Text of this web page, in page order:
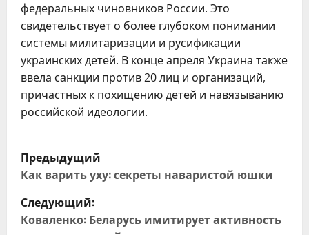
федеральных чиновников России. Это
свидетельствует о более глубоком понимании
системы милитаризации и русификации
украинских детей. В конце апреля Украина также
ввела санкции против 20 лиц и организаций,
причастных к похищению детей и навязыванию
российской идеологии.
Н
а
в
Предыдущий
Как варить уху: секреты наваристой юшки
Следующий:
Коваленко: Беларусь имитирует активность